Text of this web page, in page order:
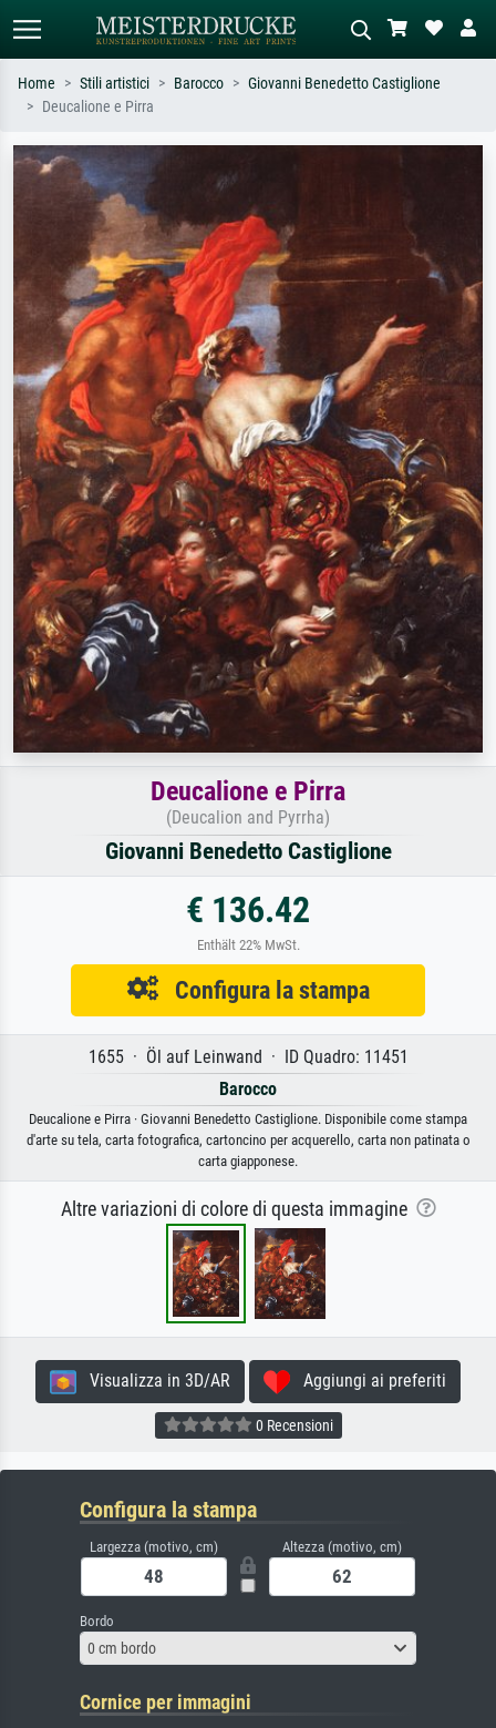
Cerca per artista, titolo o stile – es.
Monet, Notte stellata,
Impressionismo, onda di Hokusai,
nudo.
Home Stili artistici Barocco
Giovanni Benedetto Castiglione
Deucalione e Pirra
Deucalione e Pirra
(Deucalion and Pyrrha)
Giovanni Benedetto Castiglione
€ 136.42
Enthält 22% MwSt.
Configura la stampa
1655 · Öl auf Leinwand · ID Quadro: 11451
Barocco
Deucalione e Pirra · Giovanni Benedetto Castiglione. Disponibile come stampa
d'arte su tela, carta fotografica, cartoncino per acquerello, carta non patinata o
carta giapponese.
Altre variazioni di colore di questa immagine
Visualizza in 3D/AR Aggiungi ai preferiti
0 Recensioni
Configura la stampa
Largezza (motivo, cm) Altezza (motivo, cm)
Bordo
0 cm bordo
Cornice per immagini